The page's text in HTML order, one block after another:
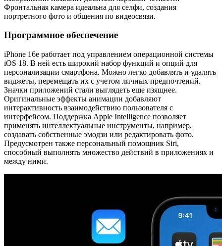
Фронтальная камера идеальна для селфи, создания
портретного фото и общения по видеосвязи.
Программное обеспечение
iPhone 16e работает под управлением операционной системы
iOS 18. В ней есть широкий набор функций и опций для
персонализации смартфона. Можно легко добавлять и удалять
виджеты, перемещать их с учетом личных предпочтений.
Значки приложений стали выглядеть еще изящнее.
Оригинальные эффекты анимации добавляют
интерактивность взаимодействию пользователя с
интерфейсом. Поддержка Apple Intelligence позволяет
применять интеллектуальные инструменты, например,
создавать собственные эмодзи или редактировать фото.
Предусмотрен также персональный помощник Siri,
способный выполнять множество действий в приложениях и
между ними.